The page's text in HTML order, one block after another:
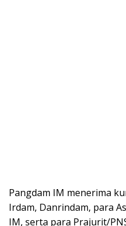
Pangdam IM menerima
Irdam, Danrindam, para
IM, serta para Prajurit/